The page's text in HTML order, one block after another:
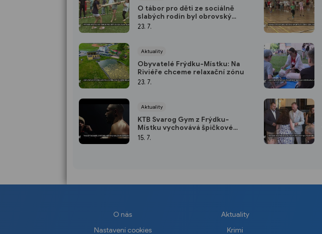
O tábor pro děti ze sociálně
slabých rodin byl obrovský
zájem
23. 7.
Aktuality
Obyvatelé Frýdku-Místku: Na
Riviéře chceme relaxační zónu
23. 7.
Aktuality
KTB Svarog Gym z Frýdku-
Místku vychovává špičkové
thajské boxery
15. 7.
O nás
Nastavení cookies
Aktuality
Krimi